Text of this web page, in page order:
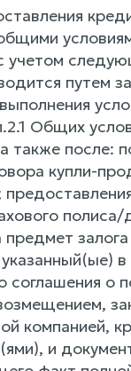
учетом
путем
Общих
также после:
купли-
полиса/
предмет
в
соглашения о
компанией,
и